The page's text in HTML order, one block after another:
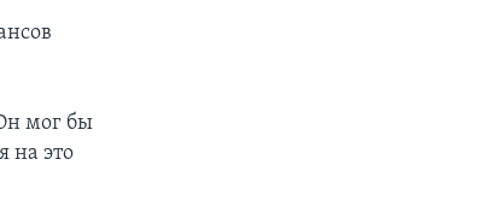
мог бы
на это